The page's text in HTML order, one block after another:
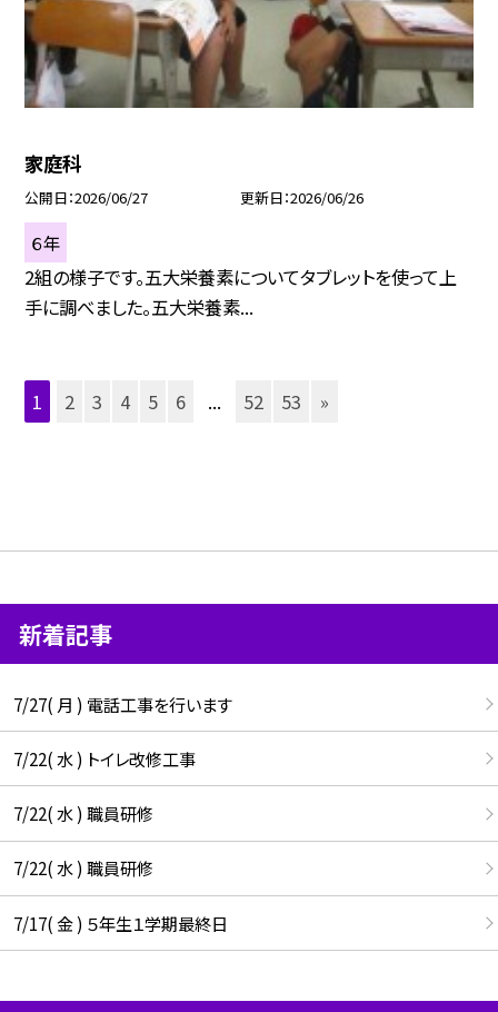
家庭科
公開日 2026/06/27 更新日 2026/06/26
６年
2組の様子です。五大栄養素についてタブレットを使って上
手に調べました。五大栄養素...
1 2 3 4 5 6 ... 52 53 »
新着記事
7/27( 月 ) 電話工事を行います
7/22( 水 ) トイレ改修工事
7/22( 水 ) 職員研修
7/22( 水 ) 職員研修
7/17( 金 ) ５年生１学期最終日